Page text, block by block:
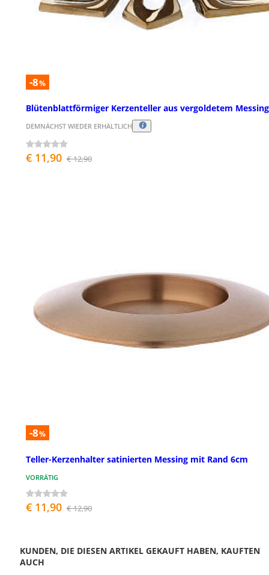
-8%
Blütenblattförmiger Kerzenteller aus vergoldetem Messing
DEMNÄCHST WIEDER ERHÄLTLICH
€ 11,90 € 12,90
-8%
Teller-Kerzenhalter satinierten Messing mit Rand 6cm
VORRÄTIG
€ 11,90 € 12,90
KUNDEN, DIE DIESEN ARTIKEL GEKAUFT HABEN, KAUFTEN
AUCH